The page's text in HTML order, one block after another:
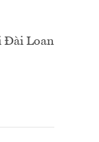
Đài Loan